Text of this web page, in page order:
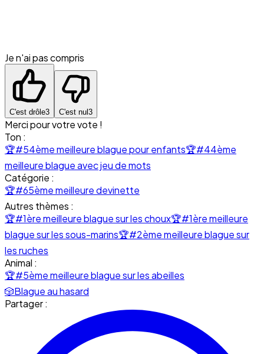
Je n'ai pas compris
C'est drôle3 C'est nul 3
Merci pour votre vote !
Ton :
🏆#54ème meilleure blague pour enfants🏆#44ème
meilleure blague avec jeu de mots
Catégorie :
🏆#65ème meilleure devinette
Autres thèmes :
🏆#1ère meilleure blague sur les choux🏆#1ère meilleure
blague sur les sous-marins🏆#2ème meilleure blague sur
les ruches
Animal :
🏆#5ème meilleure blague sur les abeilles
🎲Blague au hasard
Partager :